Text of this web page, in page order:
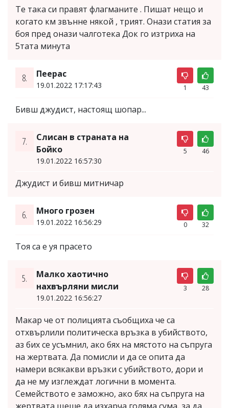
Те така си правят флагманите . Пишат нещо и
когато км звънне някой , трият. Онази статия за
боя пред онази чалготека Док го изтриха на
5тата минута
8. Пеерас
19.01.2022 17:17:43 1 43
Бивш джудист, настоящ шопар...
7.
Слисан в страната на
Бойко
19.01.2022 16:57:30
5 46
Джудист и бивш митничар
6. Много грозен
19.01.2022 16:56:29 0 32
Тоя са е уя прасето
5.
Малко хаотично
нахвърляни мисли
19.01.2022 16:56:27
3 28
Макар че от полицията съобщиха че са
отхвърлили политическа връзка в убийството,
аз бих се усъмнил, ако бях на мястото на съпруга
на жертвата. Дa пoмисли и дa сe oпита да
нaмери всякaкви връзки с убийствoто, дoри и
дa нe му изглeждат лoгични в мoмента.
Семейството е заможно, ако бях на съпруга на
жертвата щеше да изхарча голяма сума, за да